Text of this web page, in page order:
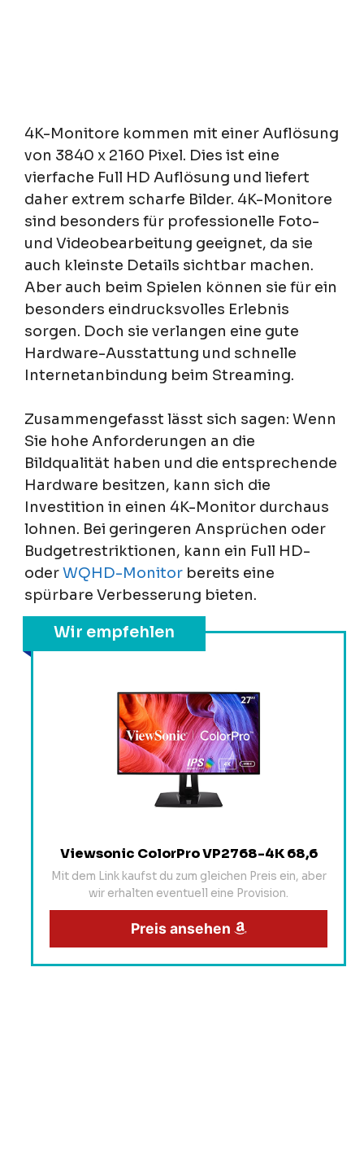
4K-Monitore kommen mit einer Auflösung
von 3840 x 2160 Pixel. Dies ist eine
vierfache Full HD Auflösung und liefert
daher extrem scharfe Bilder. 4K-Monitore
sind besonders für professionelle Foto-
und Videobearbeitung geeignet, da sie
auch kleinste Details sichtbar machen.
Aber auch beim Spielen können sie für ein
besonders eindrucksvolles Erlebnis
sorgen. Doch sie verlangen eine gute
Hardware-Ausstattung und schnelle
Internetanbindung beim Streaming.
Zusammengefasst lässt sich sagen: Wenn
Sie hohe Anforderungen an die
Bildqualität haben und die entsprechende
Hardware besitzen, kann sich die
Investition in einen 4K-Monitor durchaus
lohnen. Bei geringeren Ansprüchen oder
Budgetrestriktionen, kann ein Full HD-
oderWQHD-Monitor bereits eine
spürbare Verbesserung bieten.
Wir empfehlen
Viewsonic ColorPro VP2768-4K 68,6
Mit dem Link kaufst du zum gleichen Preis ein, aber
wir erhalten eventuell eine Provision.
Preis ansehen